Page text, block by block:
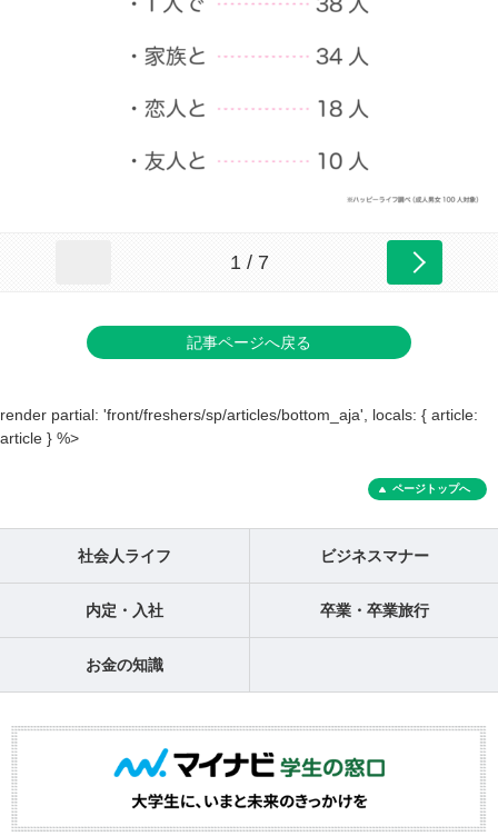
1 / 7
記事ページへ戻る
render partial: 'front/freshers/sp/articles/bottom_aja', locals: { article:
article } %>
ページトップへ
社会人ライフ ビジネスマナー
内定・入社 卒業・卒業旅行
お金の知識